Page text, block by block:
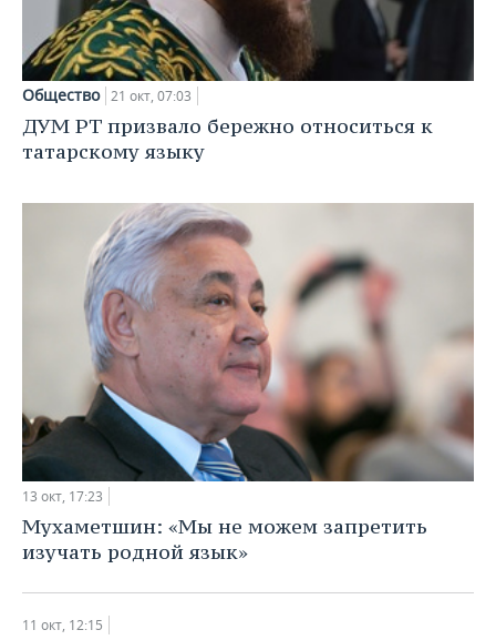
Общество 21 окт, 07:03
ДУМ РТ призвало бережно относиться к
татарскому языку
13 окт, 17:23
Мухаметшин: «Мы не можем запретить
изучать родной язык»
11 окт, 12:15